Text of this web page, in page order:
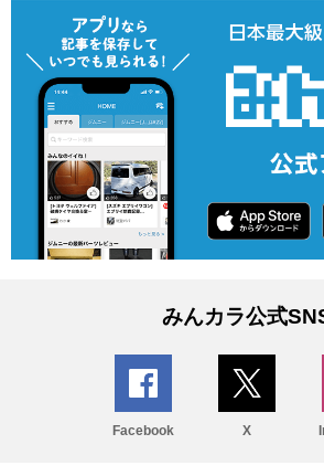
みんカラ公式
Facebook X